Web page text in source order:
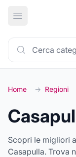
Apri menu
Home → Regioni
Scopri le migliori
Casapulla. Trova